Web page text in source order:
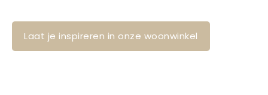
Laat je inspireren in onze woonwinkel